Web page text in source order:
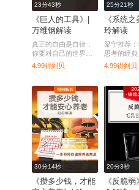
23分43秒
《巨人的工具》|
万维钢解读
真正的自由是自律，
你要对自己的世界拥
有极端所有权。
4.99得到贝
25分21秒
《系统
玲解读
梁宁推荐：
思考的经典
4.99得到贝
30分14秒
《攒多少钱，才能
20分3秒
《反脆